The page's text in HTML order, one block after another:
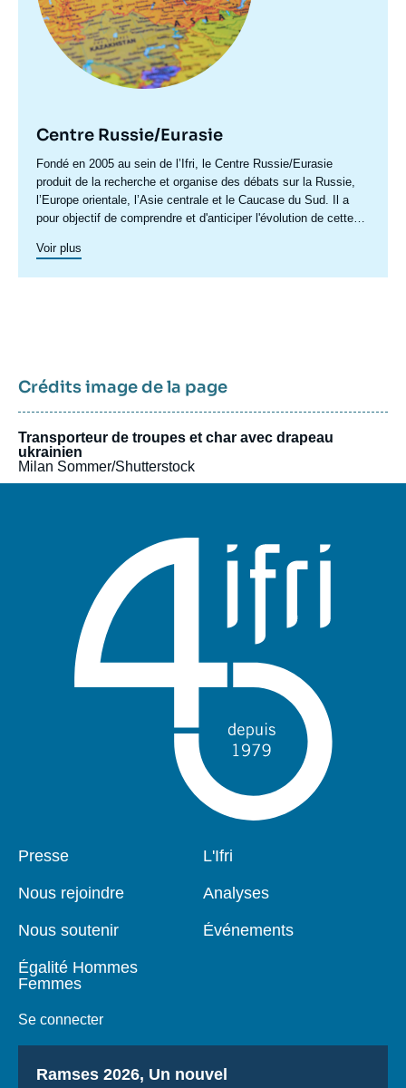
Centre Russie/Eurasie
Accroche
centre
Fondé en 2005 au sein de l’Ifri, le Centre Russie/Eurasie
produit de la recherche et organise des débats sur la Russie,
l’Europe orientale, l’Asie centrale et le Caucase du Sud. Il a
pour objectif de comprendre et d'anticiper l'évolution de cette
débat public en France et en Europe, et pour aider à la décision
Voir plus
Crédits image de la page
Transporteur de troupes et char avec drapeau
ukrainien
Milan Sommer/Shutterstock
Pied
Presse
Nous rejoindre
Nous soutenir
Égalité Hommes
Femmes
Se connecter
Navigation
L'Ifri
Analyses
Événements
Titre
Ramses 2026, Un nouvel